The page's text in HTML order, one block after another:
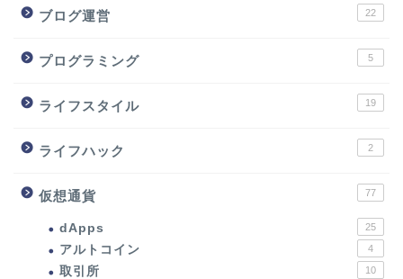
ブログ運営 22
プログラミング 5
ライフスタイル 19
ライフハック 2
仮想通貨 77
dApps 25
アルトコイン 4
取引所 10